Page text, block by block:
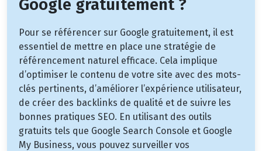
Google gratuitement ?
Pour se référencer sur Google gratuitement, il est
essentiel de mettre en place une stratégie de
référencement naturel efficace. Cela implique
d’optimiser le contenu de votre site avec des mots-
clés pertinents, d’améliorer l’expérience utilisateur,
de créer des backlinks de qualité et de suivre les
bonnes pratiques SEO. En utilisant des outils
gratuits tels que Google Search Console et Google
My Business, vous pouvez surveiller vos